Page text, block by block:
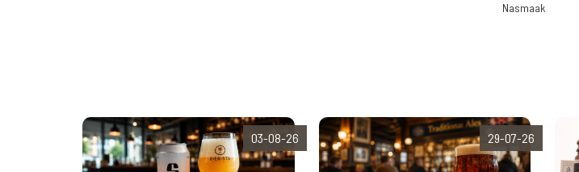
Nasmaak
03-08-26 29-07-26